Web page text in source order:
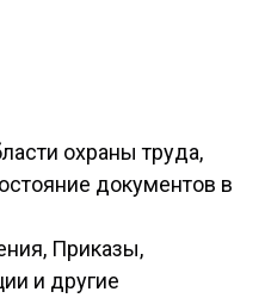
охраны труда,
документов в
Приказы,
и другие